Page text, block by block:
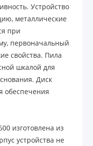
Устройство
металлические
при
первоначальный
свойства. Пила
шкалой для
Диск
обеспечения
изготовлена из
устройства не